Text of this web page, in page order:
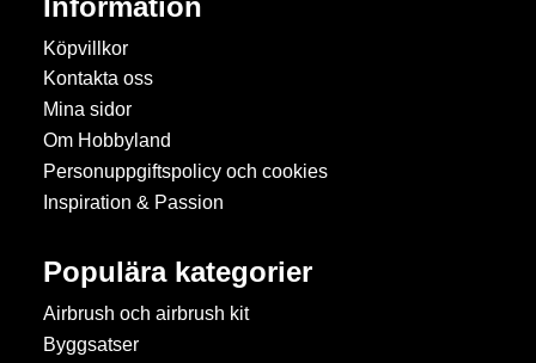
Köpvillkor
Kontakta oss
Mina sidor
Om Hobbyland
Personuppgiftspolicy och cookies
Inspiration & Passion
Populära kategorier
Airbrush och airbrush kit
Byggsatser